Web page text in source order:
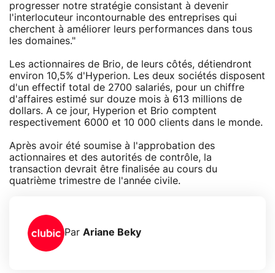
progresser notre stratégie consistant à devenir
l'interlocuteur incontournable des entreprises qui
cherchent à améliorer leurs performances dans tous
les domaines."
Les actionnaires de Brio, de leurs côtés, détiendront
environ 10,5% d'Hyperion. Les deux sociétés disposent
d'un effectif total de 2700 salariés, pour un chiffre
d'affaires estimé sur douze mois à 613 millions de
dollars. A ce jour, Hyperion et Brio comptent
respectivement 6000 et 10 000 clients dans le monde.
Après avoir été soumise à l'approbation des
actionnaires et des autorités de contrôle, la
transaction devrait être finalisée au cours du
quatrième trimestre de l'année civile.
Par Ariane Beky